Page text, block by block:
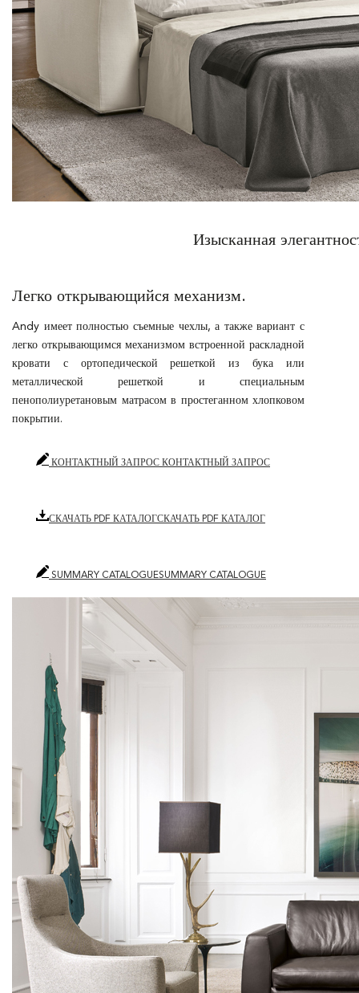
Изысканная
Легко открывающийся механизм.
Andy имеет полностью съемные чехлы, а также вариант с
легко открывающимся механизмом встроенной раскладной
кровати с ортопедической решеткой из бука или
металлической решеткой и специальным
пенополиуретановым матрасом в простеганном хлопковом
покрытии.
КОНТАКТНЫЙ ЗАПРОС КОНТАКТНЫЙ ЗАПРОС
СКАЧАТЬ PDF КАТАЛОГСКАЧАТЬ PDF КАТАЛОГ
SUMMARY CATALOGUESUMMARY CATALOGUE